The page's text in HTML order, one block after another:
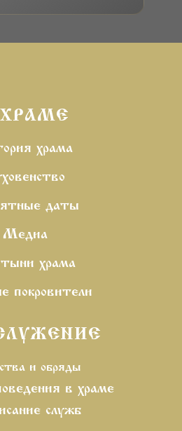
храма
даты
Медиа
храма
покровители
и обряды
в храме
служб